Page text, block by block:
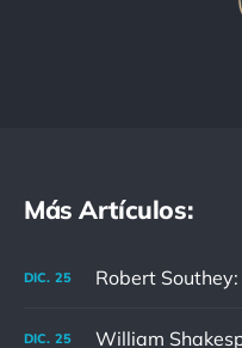
Más Artículos:
DIC. 25
DIC. 25